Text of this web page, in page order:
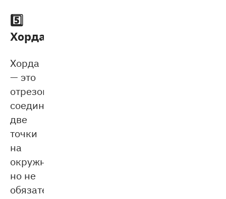
5️⃣
Хорда
Хорда
— это
отрезок,
соединяющий
две
точки
на
окружности,
но не
обязательно